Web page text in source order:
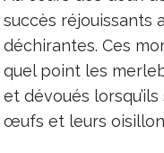
succès réjouissants
déchirantes. Ces
quel point les
et dévoués
œufs et leurs